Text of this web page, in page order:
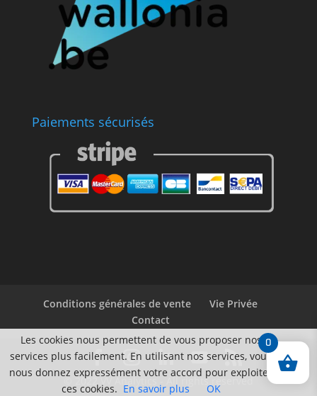
Paiements sécurisés
Conditions générales de vente
Vie Privée
Contact
© 2022 VV Analytics - All rights reserved
0
Les cookies nous permettent de vous proposer nos
services plus facilement. En utilisant nos services, vous
nous donnez expressément votre accord pour exploiter
ces cookies. En savoir plus OK